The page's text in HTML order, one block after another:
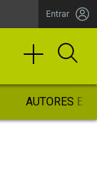
Entrar
AUTORES